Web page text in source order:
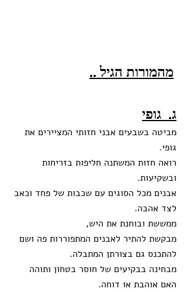
מהמורות הגיל ..
ג.  גופי
מביטה בשבעים אבני חזותי המציירים את
גופי.
רואה חזות המשתנה חליפות בזריחות
ובשקיעות.
אבנים מכל הסוגים עם שכבות של פחד וכאב
לצד אהבה.
ממששת ובוחנת את היש,
מבקשת להתיר לאבנים המתפוררות פה ושם
להתכנס גם בצורתן המתבלה.
מבחינה בבקיעים של חוסר בטחון ותוהה
האם אוהבת או דוחה.